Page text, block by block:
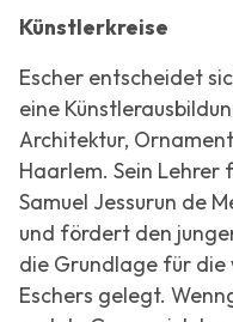
Künstlerkreise
Escher entscheidet
eine
Architektur,
Haarlem. Sein Lehrer
Samuel Jessurun de
und fördert den
die Grundlage für die
Eschers gelegt.